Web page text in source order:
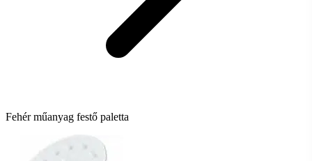
Fehér műanyag festő paletta